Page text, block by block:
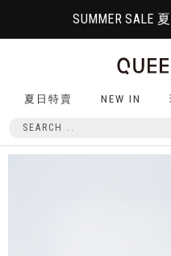
SUMMER SALE
夏日特賣 NEW IN